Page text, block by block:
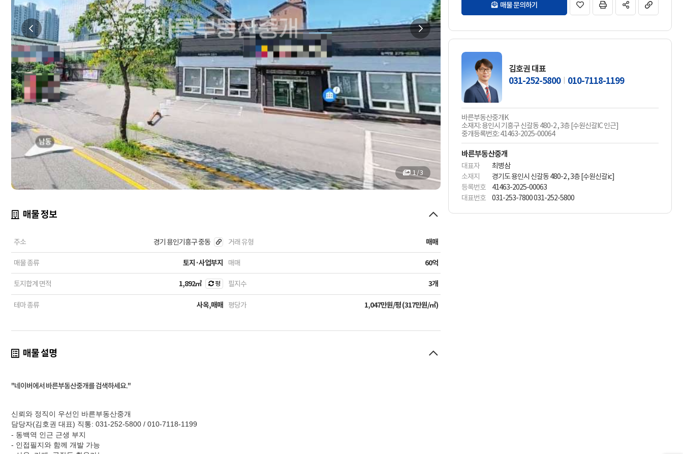
1 / 3
매물 정보
주소 경기 용인기흥구 중동 거래 유형 매매
매물 종류 토지·사업부지 매매 60억
토지합계 면적 1,892㎡ 평 필지수 3개
테마 종류 사옥,매매 평당가 1,047만원/평 (317만원/㎡)
매물 설명
"네이버에서 바른부동산중개를 검색하세요."
신뢰와 정직이 우선인 바른부동산중개
담당자(김호권 대표) 직통: 031-252-5800 / 010-7118-1199
- 동백역 인근 근생 부지
- 인접필지와 함께 개발 가능
매물 문의하기
김호권 대표
031-252-5800 010-7118-1199
바른부동산중개K
소재지: 용인시 기흥구 신갈동 480-2 , 3층 [수원신갈IC 인근]
중개등록번호: 41463-2025-00064
바른부동산중개
대표자
최병삼
소재지
경기도 용인시 신갈동 480-2 , 3층 [수원신갈ic]
등록번호
41463-2025-00063
대표번호
031-253-7800 031-252-5800